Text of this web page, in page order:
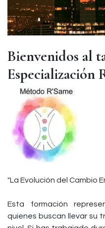
Bienvenidos al
Especialización
"La Evolución del Cambio
Esta formación
quienes buscan llevar su